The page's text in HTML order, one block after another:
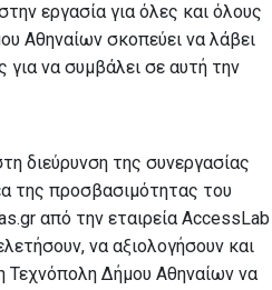
εργασία για όλες και όλους
Αθηναίων σκοπεύει να λάβει
να συμβάλει σε αυτή την
διεύρυνση της συνεργασίας
της προσβασιμότητας του
από την εταιρεία AccessLab
να αξιολογήσουν και
Τεχνόπολη Δήμου Αθηναίων να